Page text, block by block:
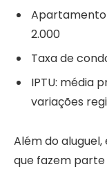
Apartamento
2.000
Taxa de
IPTU: média
variações
Além do
que fazem parte